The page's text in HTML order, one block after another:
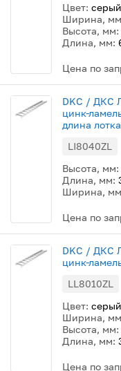
Цвет: серый
Ширина,
Высота, мм:
Длина, мм:
Цена по
DKC / ДКС
цинк-
длина
LI8040ZL
Высота, мм:
Длина, мм:
Ширина,
Цена по
DKC / ДКС
цинк-
LL8010ZL
Цвет: серый
Ширина,
Высота, мм:
Длина, мм:
Цена по